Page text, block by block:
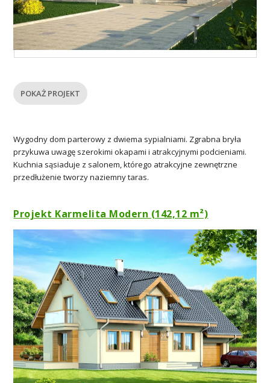
POKAŻ PROJEKT
Wygodny dom parterowy z dwiema sypialniami. Zgrabna bryła
przykuwa uwagę szerokimi okapami i atrakcyjnymi podcieniami.
Kuchnia sąsiaduje z salonem, którego atrakcyjne zewnętrzne
przedłużenie tworzy naziemny taras.
Projekt Karmelita Modern (142,12 m²)